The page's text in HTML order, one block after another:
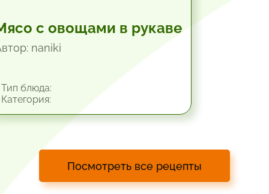
с овощами в рукаве
naniki
блюда:
Посмотреть все рецепты